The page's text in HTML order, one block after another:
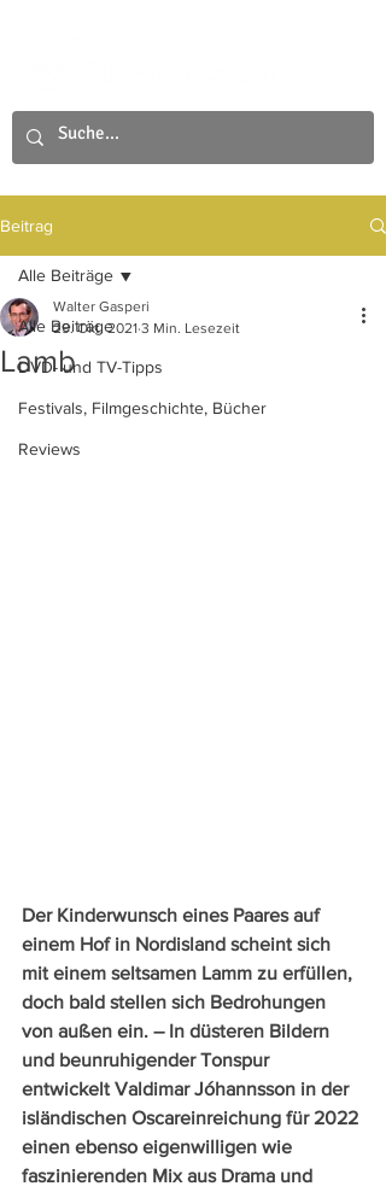
Beitrag
Alle Beiträge
DVD- und TV-Tipps
Festivals, Filmgeschichte, Bücher
Reviews
Alle Beiträge
Lamb
Walter Gasperi
29. Okt. 2021 3 Min. Lesezeit
Der Kinderwunsch eines Paares auf
einem Hof in Nordisland scheint sich
mit einem seltsamen Lamm zu erfüllen,
doch bald stellen sich Bedrohungen
von außen ein. – In düsteren Bildern
und beunruhigender Tonspur
entwickelt Valdimar Jóhannsson in der
isländischen Oscareinreichung für 2022
einen ebenso eigenwilligen wie
faszinierenden Mix aus Drama und